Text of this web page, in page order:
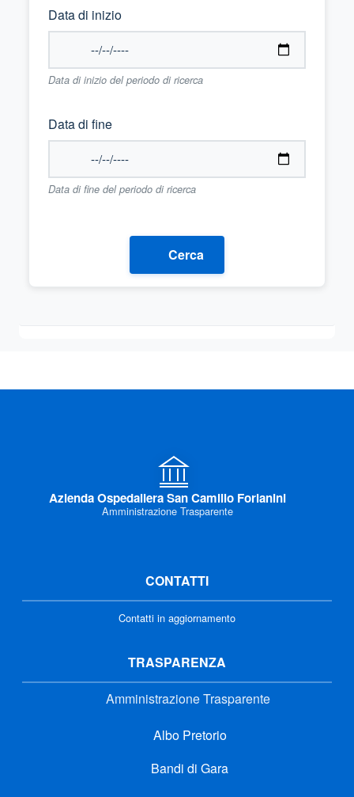
Data di inizio
Data di inizio del periodo di ricerca
Data di fine
Data di fine del periodo di ricerca
Cerca
Azienda Ospedaliera San Camillo Forlanini
Amministrazione Trasparente
CONTATTI
Contatti in aggiornamento
TRASPARENZA
Amministrazione Trasparente
Albo Pretorio
Bandi di Gara